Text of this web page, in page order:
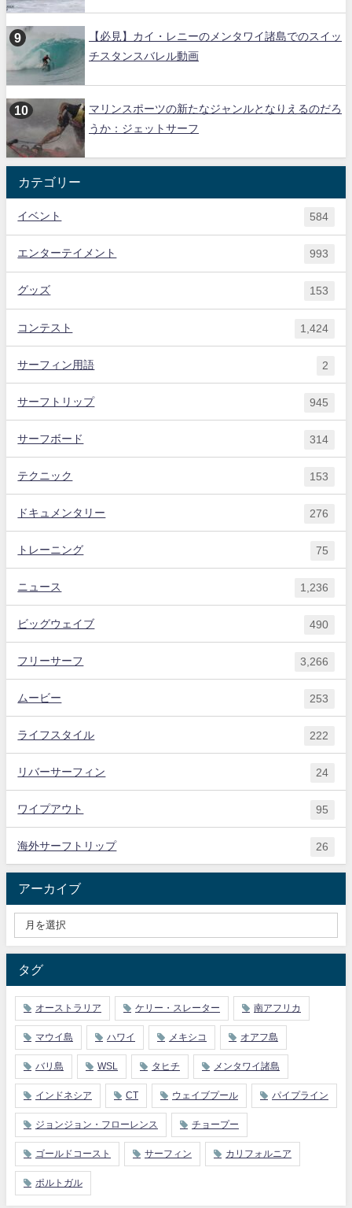
【必見】カイ・レニーのメンタワイ諸島でのスイッ
チスタンスバレル動画
マリンスポーツの新たなジャンルとなりえるのだろ
うか：ジェットサーフ
カテゴリー
イベント 584
エンターテイメント 993
グッズ 153
コンテスト 1,424
サーフィン用語 2
サーフトリップ 945
サーフボード 314
テクニック 153
ドキュメンタリー 276
トレーニング 75
ニュース 1,236
ビッグウェイブ 490
フリーサーフ 3,266
ムービー 253
ライフスタイル 222
リバーサーフィン 24
ワイプアウト 95
海外サーフトリップ 26
アーカイブ
タグ
オーストラリア ケリー・スレーター 南アフリカ
マウイ島 ハワイ メキシコ オアフ島
バリ島 WSL タヒチ メンタワイ諸島
インドネシア CT ウェイブプール パイプライン
ジョンジョン・フローレンス チョープー
ゴールドコースト サーフィン カリフォルニア
ポルトガル